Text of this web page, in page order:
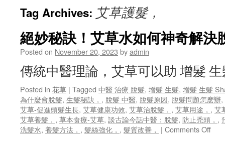
Tag Archives: 艾草護髮，
絕妙秘訣！艾草水如何神奇解決
Posted on November 20, 2023 byadmin
傳統中醫理論，艾草可以助 增髮
Posted in 花草 | Tagged 中醫 治療 脫髮, 增髮 生髮, 增髮 生髮
為什麼會脫髮, 生髮秘訣， , 脫髮 中醫, 脫髮原因, 脫髮問題怎麽辦,
艾草-促進頭髮生長, 艾草健康功效, 艾草治脫髮， , 艾草用途， , 艾
艾草養髮， , 草本食療-艾草, 談古論今話中醫：脫髮, 防止禿頭， ,
洗髮水, 養髮方法， , 髮絲強化， , 髮質改善， | Comments Offon